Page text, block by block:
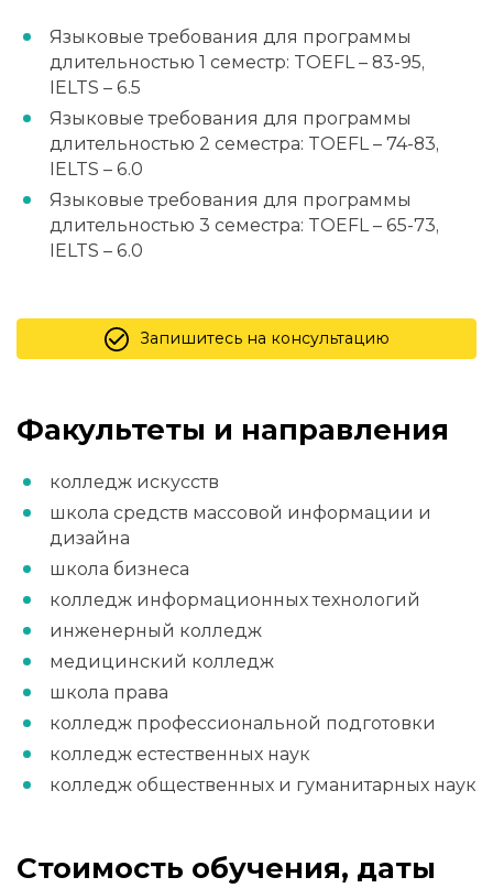
Языковые требования для программы
длительностью 1 семестр: TOEFL – 83-95,
IELTS – 6.5
Языковые требования для программы
длительностью 2 семестра: TOEFL – 74-83,
IELTS – 6.0
Языковые требования для программы
длительностью 3 семестра: TOEFL – 65-73,
IELTS – 6.0
Запишитесь на консультацию
Факультеты и направления
колледж искусств
школа средств массовой информации и
дизайна
школа бизнеса
колледж информационных технологий
инженерный колледж
медицинский колледж
школа права
колледж профессиональной подготовки
колледж естественных наук
колледж общественных и гуманитарных наук
Стоимость обучения, даты